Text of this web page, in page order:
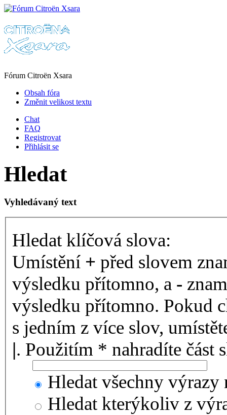
Fórum Citroën Xsara
Obsah fóra
Změnit velikost textu
Chat
FAQ
Registrovat
Přihlásit se
Hledat
Vyhledávaný text
Hledat klíčová slova:
Umístění + před slovem
výsledku přítomno, a -
výsledku přítomno. Pokud
s jedním z více slov,
|. Použitím * nahradíte část
Hledat všechny výrazy
Hledat kterýkoliv z